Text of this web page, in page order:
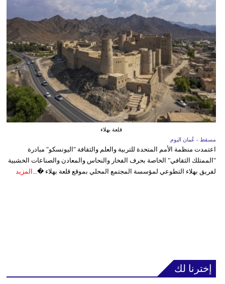
قلعة بهلاء
مسقط - عُمان اليوم
اعتمدت منظمة الأمم المتحدة للتربية والعلم والثقافة "اليونسكو" مبادرة
"الممتلك الثقافي" الخاصة بحرف الفخار والنحاس والمعادن والصناعات الخشبية
لفريق بهلاء التطوعي لمؤسسة المجتمع المحلي بموقع قلعة بهلاء �... المزيد
إخترنا لك